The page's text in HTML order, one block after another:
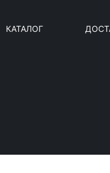
КАТАЛОГ